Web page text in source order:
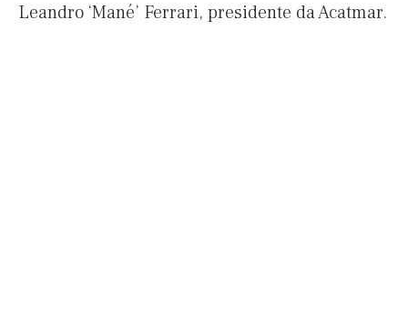
Leandro ‘Mané’ Ferrari, presidente da Acatmar.